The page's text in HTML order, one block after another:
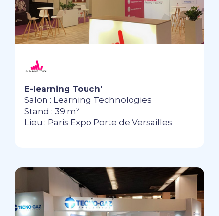
E-learning Touch'
Salon : Learning Technologies
Stand : 39 m²
Lieu : Paris Expo Porte de Versailles